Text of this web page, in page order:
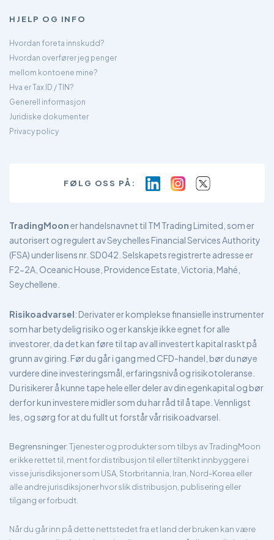
HJELP OG INFO
Hvordan foreta innskudd?
Hvordan overfører jeg penger
mellom kontoene mine?
Hva er Tax ID / TIN?
Generell informasjon
Juridiske dokumenter
Privacy policy
FØLG OSS PÅ:
TradingMooner handelsnavnet til TM Trading Limited, som er
autorisert og regulert av Seychelles Financial Services Authority
(FSA) under lisens nr. SD042. Selskapets registrerte adresse er
F2-2A, Oceanic House, Providence Estate, Victoria, Mahé,
Seychellene.
Risikoadvarsel: Derivater er komplekse finansielle instrumenter
som har betydelig risiko og er kanskje ikke egnet for alle
investorer, da det kan føre til tap av all investert kapital raskt på
grunn av giring. Før du går i gang med CFD-handel, bør du nøye
vurdere dine investeringsmål, erfaringsnivå og risikotoleranse.
Du risikerer å kunne tape hele eller deler av din egenkapital og bør
derfor kun investere midler som du har råd til å tape. Vennligst
les, og sørg for at du fullt ut forstår vår risikoadvarsel.
Begrensninger: Tjenester og produkter som tilbys av TradingMoon
er ikke rettet til, ment for distribusjon til eller tiltenkt innbyggere i
visse jurisdiksjoner som USA, Storbritannia, Iran, Nord-Korea eller
alle andre jurisdiksjoner hvor slik distribusjon, publisering eller
tilgang er forbudt.
Når du går inn på dette nettstedet fra et land der bruken kan være